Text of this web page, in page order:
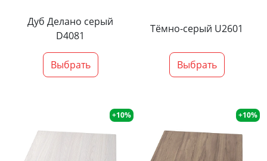
Дуб Делано серый
D4081
Выбрать
Тёмно-серый U2601
Выбрать
+10% +10%